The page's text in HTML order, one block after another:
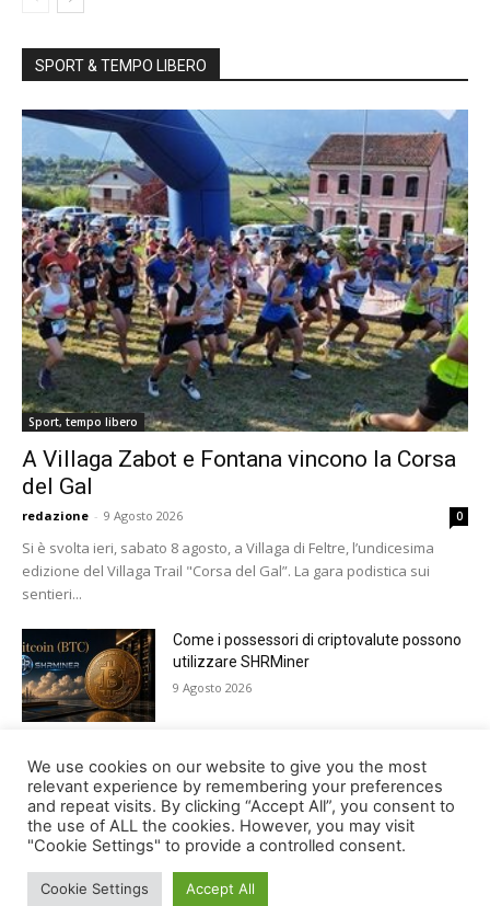
SPORT & TEMPO LIBERO
Sport, tempo libero
A Villaga Zabot e Fontana vincono la Corsa
del Gal
redazione - 9 Agosto 2026 0
Si è svolta ieri, sabato 8 agosto, a Villaga di Feltre, l’undicesima
edizione del Villaga Trail "Corsa del Gal”. La gara podistica sui
sentieri...
Come i possessori di criptovalute possono
utilizzare SHRMiner
9 Agosto 2026
Tutto pronto a Lamosano per Alpago Sky
Super 3
8 Agosto 2026
We use cookies on our website to give you the most
relevant experience by remembering your preferences
and repeat visits. By clicking “Accept All”, you consent to
the use of ALL the cookies. However, you may visit
"Cookie Settings" to provide a controlled consent.
Cookie Settings Accept All